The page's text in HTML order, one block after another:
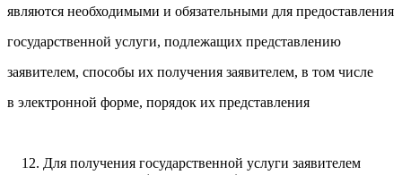
являются необходимыми и обязательными для предоставления
государственной услуги, подлежащих представлению
заявителем, способы их получения заявителем, в том числе
в электронной форме, порядок их представления
Для получения государственной услуги заявителем